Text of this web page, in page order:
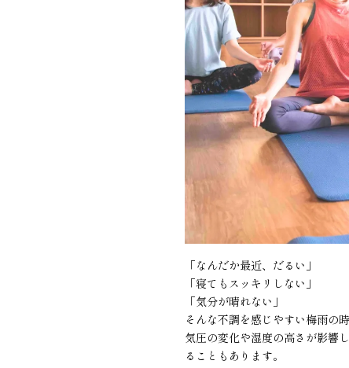
「なんだか最近、だるい」
「寝てもスッキリしない」
「気分が晴れない」
そんな不調を感じやすい梅雨の時
気圧の変化や湿度の高さが影響
ることもあります。